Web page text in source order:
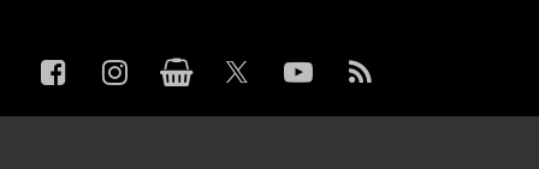
페이스북인스타그램
상점 YouTube
RSS